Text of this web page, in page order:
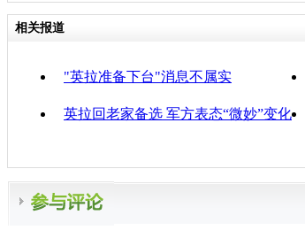
相关报道
"英拉准备下台"消息不属实
英拉回老家备选 军方表态“微妙”变化